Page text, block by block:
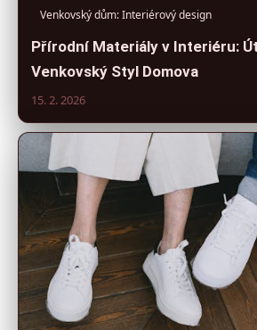
Venkovský dům: Interiérový design
Přírodní Materiály v Interiéru:
Venkovský Styl Domova
15. 2. 2026